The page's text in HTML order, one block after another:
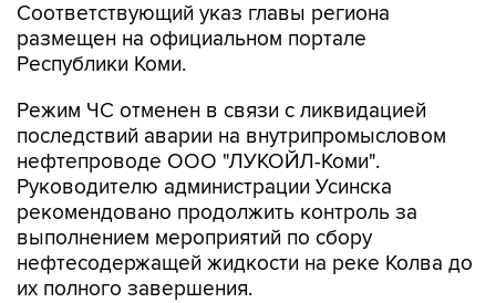
Соответствующий указ главы региона
размещен на официальном портале
Республики Коми.
Режим ЧС отменен в связи с ликвидацией
последствий аварии на внутрипромысловом
нефтепроводе ООО "ЛУКОЙЛ-Коми".
Руководителю администрации Усинска
рекомендовано продолжить контроль за
выполнением мероприятий по сбору
нефтесодержащей жидкости на реке Колва до
их полного завершения.